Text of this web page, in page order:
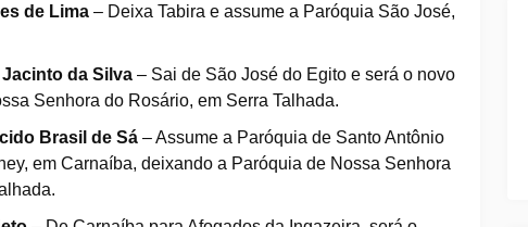
de Lima – Deixa Tabira e assume a Paróquia São José,
da Silva – Sai de São José do Egito e será o novo
Senhora do Rosário, em Serra Talhada.
Brasil de Sá – Assume a Paróquia de Santo Antônio
em Carnaíba, deixando a Paróquia de Nossa Senhora